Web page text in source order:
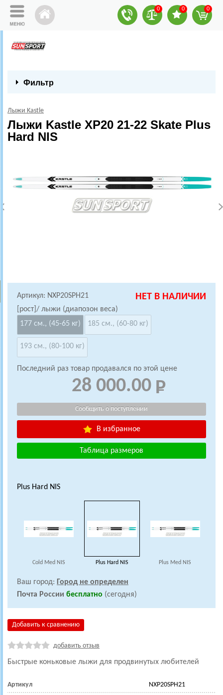
0 0 0
Фильтр
Лыжи Kastle
Лыжи Kastle XP20 21-22 Skate Plus
Hard NIS
Артикул: NXP20SPH21 НЕТ В НАЛИЧИИ
[рост]/ лыжи (диапозон веса)
177 см., (45-65 кг)
185 см., (60-80 кг)
193 см., (80-100 кг)
Последний раз товар продавался по этой цене
28 000.00
В избранное
Таблица размеров
Plus Hard NIS
Cold Med NIS Plus Hard NIS Plus Med NIS
Ваш город: Город не определен
Почта России бесплатно (сегодня)
Добавить к сравнению
добавить отзыв
Быстрые коньковые лыжи для продвинутых любителей
Артикул NXP20SPH21